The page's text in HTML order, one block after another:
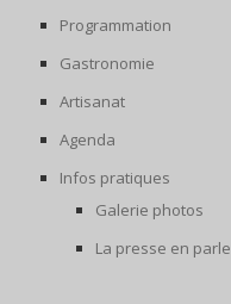
Programmation
Gastronomie
Artisanat
Agenda
Infos pratiques
Galerie photos
La presse en parle